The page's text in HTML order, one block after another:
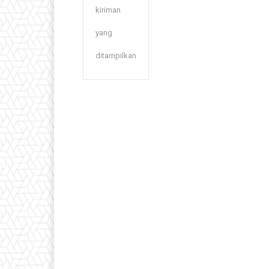
kiriman
yang
ditampilkan